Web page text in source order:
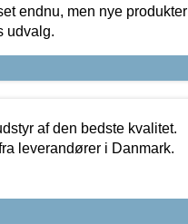
endnu, men nye produkter
udvalg.
af den bedste kvalitet.
leverandører i Danmark.